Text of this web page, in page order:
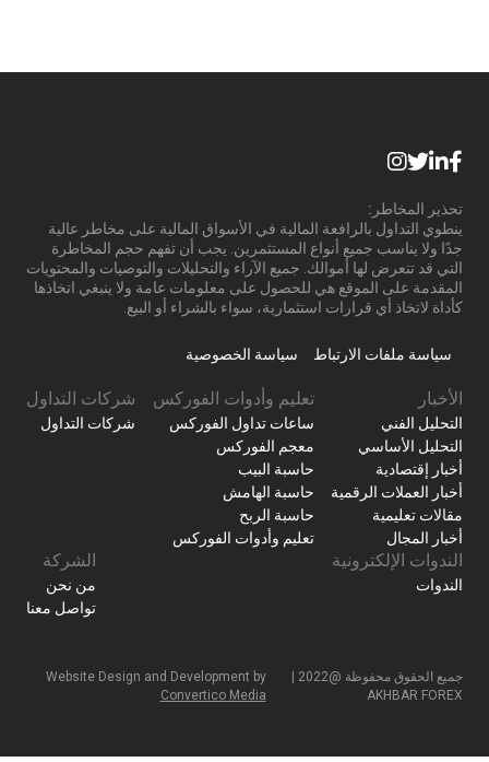
تحذير المخاطر:
ينطوي التداول بالرافعة المالية في الأسواق المالية على مخاطر عالية
جدًا ولا يناسب جميع أنواع المستثمرين. يجب أن تفهم حجم المخاطرة
التي قد تتعرض لها أموالك. جميع الآراء والتحليلات والتوصيات والمحتويات
المقدمة على الموقع هي للحصول على معلومات عامة ولا ينبغي اتخاذها
كأداة لاتخاذ أي قرارات استثمارية، سواء بالشراء أو البيع.
سياسة ملفات الارتباط سياسة الخصوصية
الأخبار
التحليل الفني
التحليل الأساسي
أخبار إقتصادية
أخبار العملات الرقمية
مقالات تعليمية
أخبار المجال
تعليم وأدوات الفوركس
ساعات تداول الفوركس
معجم الفوركس
حاسبة البيب
حاسبة الهامش
حاسبة الربح
تعليم وأدوات الفوركس
شركات التداول
شركات التداول
الندوات الإلكترونية
الندوات
الشركة
من نحن
تواصل معنا
جميع الحقوق محفوظة @2022 |
AKHBAR FOREX
Website Design and Development by
Convertico Media